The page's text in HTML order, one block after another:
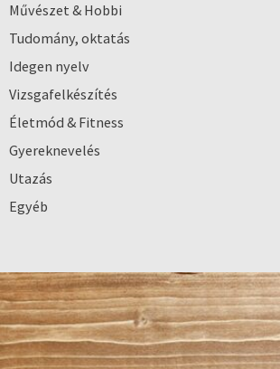
Művészet & Hobbi
Tudomány, oktatás
Idegen nyelv
Vizsgafelkészítés
Életmód & Fitness
Gyereknevelés
Utazás
Egyéb